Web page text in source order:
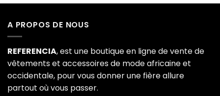
A PROPOS DE NOUS
REFERENCIA, est une boutique en ligne de vente de
vêtements et accessoires de mode africaine et
occidentale, pour vous donner une fière allure
partout où vous passer.